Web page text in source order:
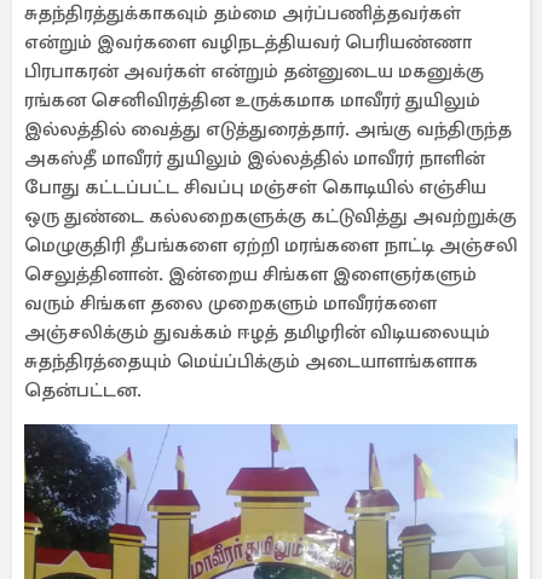
சுதந்திரத்துக்காகவும் தம்மை அர்ப்பணித்தவர்கள்
என்றும் இவர்களை வழிநடத்தியவர் பெரியண்ணா
பிரபாகரன் அவர்கள் என்றும் தன்னுடைய மகனுக்கு
ரங்கன செனிவிரத்தின உருக்கமாக மாவீரர் துயிலும்
இல்லத்தில் வைத்து எடுத்துரைத்தார். அங்கு வந்திருந்த
அகஸ்தீ மாவீரர் துயிலும் இல்லத்தில் மாவீரர் நாளின்
போது கட்டப்பட்ட சிவப்பு மஞ்சள் கொடியில் எஞ்சிய
ஒரு துண்டை கல்லறைகளுக்கு கட்டுவித்து அவற்றுக்கு
மெழுகுதிரி தீபங்களை ஏற்றி மரங்களை நாட்டி அஞ்சலி
செலுத்தினான். இன்றைய சிங்கள இளைஞர்களும்
வரும் சிங்கள தலை முறைகளும் மாவீரர்களை
அஞ்சலிக்கும் துவக்கம் ஈழத் தமிழரின் விடியலையும்
சுதந்திரத்தையும் மெய்ப்பிக்கும் அடையாளங்களாக
தென்பட்டன.